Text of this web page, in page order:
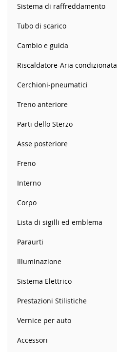
Sistema di raffreddamento
Tubo di scarico
Cambio e guida
Riscaldatore-Aria condizionata
Cerchioni-pneumatici
Treno anteriore
Parti dello Sterzo
Asse posteriore
Freno
Interno
Corpo
Lista di sigilli ed emblema
Paraurti
Illuminazione
Sistema Elettrico
Prestazioni Stilistiche
Vernice per auto
Accessori